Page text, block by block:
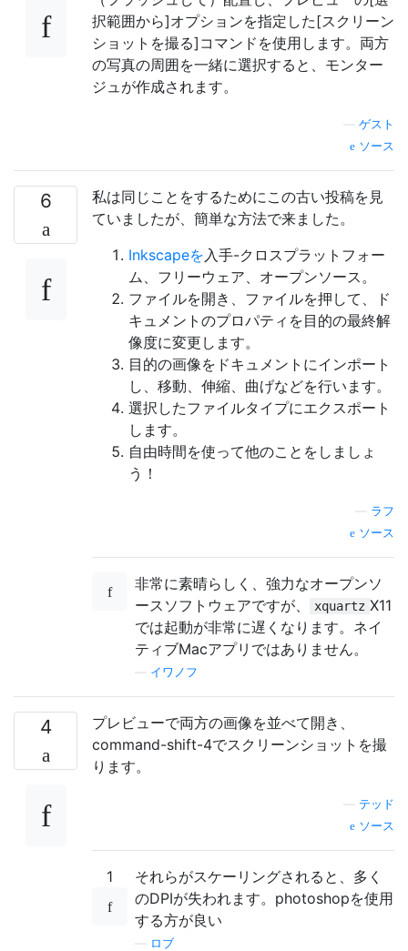
択範囲から]オプションを指定した[スクリーン
ショットを撮る]コマンドを使用します。両方
の写真の周囲を一緒に選択すると、モンター
ジュが作成されます。
ゲスト
ソース
6
私は同じことをするためにこの古い投稿を見
ていましたが、簡単な方法で来ました。
Inkscapeを 入手-クロスプラットフォー
ム、フリーウェア、オープンソース。
ファイルを開き、ファイルを押して、ド
キュメントのプロパティを目的の最終解
像度に変更します。
目的の画像をドキュメントにインポート
し、移動、伸縮、曲げなどを行います。
選択したファイルタイプにエクスポート
します。
自由時間を使って他のことをしましょ
う！
ラフ
ソース
非常に素晴らしく、強力なオープンソ
ースソフトウェアですが、
xquartz X11
では起動が非常に遅くなります。ネイ
ティブMacアプリではありません。
イワノフ
4
プレビューで両方の画像を並べて開き、
command-shift-4でスクリーンショットを撮
ります。
テッド
ソース
1
それらがスケーリングされると、多く
のDPIが失われます。photoshopを使用
する方が良い
ロブ